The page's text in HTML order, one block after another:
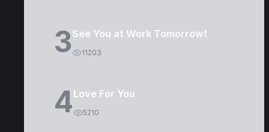
3See You at Work Tomorrow!
11203
4Love For You
5210